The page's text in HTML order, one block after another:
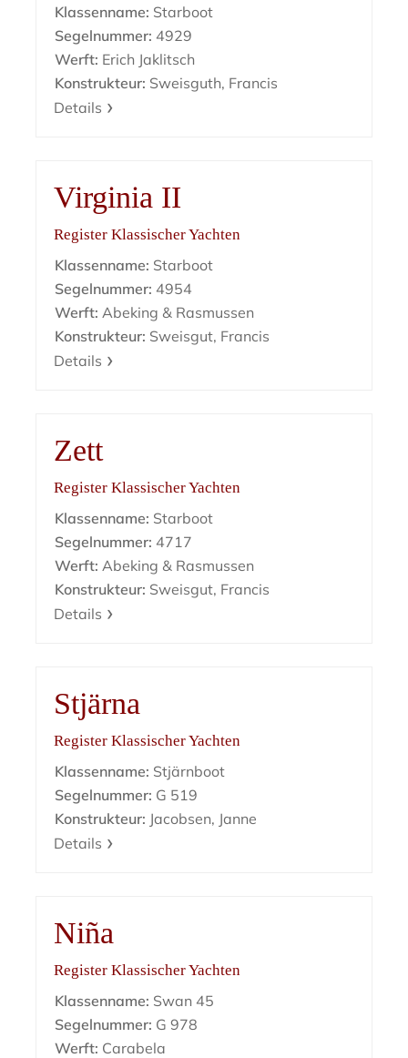
Klassenname: Starboot
Segelnummer: 4929
Werft: Erich Jaklitsch
Konstrukteur: Sweisguth, Francis
Details
Virginia II
Register Klassischer Yachten
Klassenname: Starboot
Segelnummer: 4954
Werft: Abeking & Rasmussen
Konstrukteur: Sweisgut, Francis
Details
Zett
Register Klassischer Yachten
Klassenname: Starboot
Segelnummer: 4717
Werft: Abeking & Rasmussen
Konstrukteur: Sweisgut, Francis
Details
Stjärna
Register Klassischer Yachten
Klassenname: Stjärnboot
Segelnummer: G 519
Konstrukteur: Jacobsen, Janne
Details
Niña
Register Klassischer Yachten
Klassenname: Swan 45
Segelnummer: G 978
Werft: Carabela